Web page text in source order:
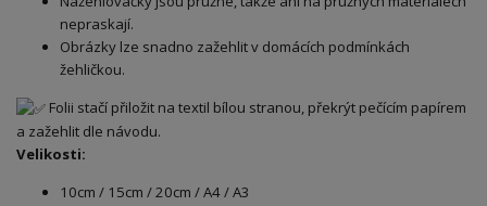
nepraskají.
Obrázky lze snadno zažehlit v domácích podmínkách
žehličkou.
Folii stačí přiložit na textil bílou stranou, překrýt pečícím papírem
a zažehlit dle návodu.
Velikosti:
10cm / 15cm / 20cm / A4 / A3